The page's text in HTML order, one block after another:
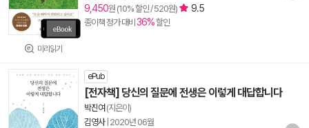
미리읽기
9,450원 (10% 할인 / 520원) 9.5
종이책 정가 대비 36%할인
ePub
[전자책] 당신의 질문에 전생은 이렇게 대답합니다
박진여 (지은이)
김영사| 2020년 06월